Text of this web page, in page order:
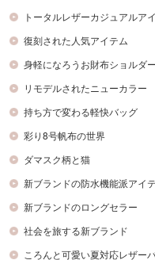
トータルレザーカジュアルア
復刻された人気アイテム
身軽になろうお財布ショルダ
リモデルされたニューカラー
持ち方で変わる軽快バッグ
彩り8号帆布の世界
ダマスク柄と猫
新ブランドの防水機能派アイ
新ブランドのロングセラー
社会を旅する新ブランド
ころんと可愛い夏対応レザー